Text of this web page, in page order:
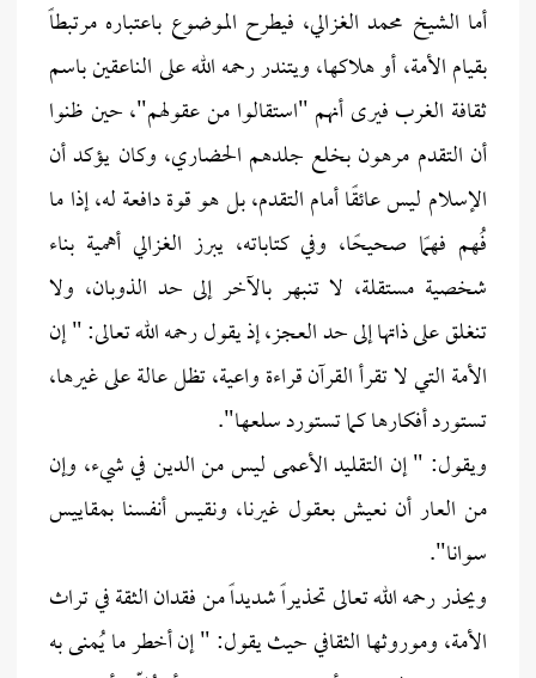
أما الشيخ محمد الغزالي، فيطرح الموضوع باعتباره مرتبطاً
بقيام الأمة، أو هلاكها، ويتندر رحمه الله على الناعقين باسم
ثقافة الغرب فيرى أنهم "استقالوا من عقولهم"، حين ظنوا
أن التقدم مرهون بخلع جلدهم الحضاري، وكان يؤكد أن
الإسلام ليس عائقًا أمام التقدم، بل هو قوة دافعة له، إذا ما
فُهم فهمًا صحيحًا، وفي كتاباته، يبرز الغزالي أهمية بناء
شخصية مستقلة، لا تنبهر بالآخر إلى حد الذوبان، ولا
تنغلق على ذاتها إلى حد العجز، إذ يقول رحمه الله تعالى: " إن
الأمة التي لا تقرأ القرآن قراءة واعية، تظل عالة على غيرها،
تستورد أفكارها كما تستورد سلعها".
ويقول: " إن التقليد الأعمى ليس من الدين في شيء، وإن
من العار أن نعيش بعقول غيرنا، ونقيس أنفسنا بمقاييس
سوانا".
ويحذر رحمه الله تعالى تحذيراً شديداً من فقدان الثقة في تراث
الأمة، وموروثها الثقافي حيث يقول: " إن أخطر ما يُمنى به